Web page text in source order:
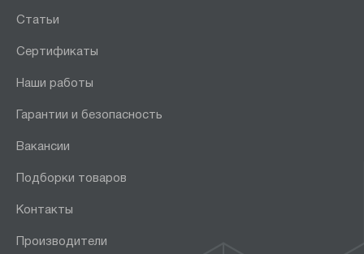
Статьи
Сертификаты
Наши работы
Гарантии и безопасность
Вакансии
Подборки товаров
Контакты
Производители